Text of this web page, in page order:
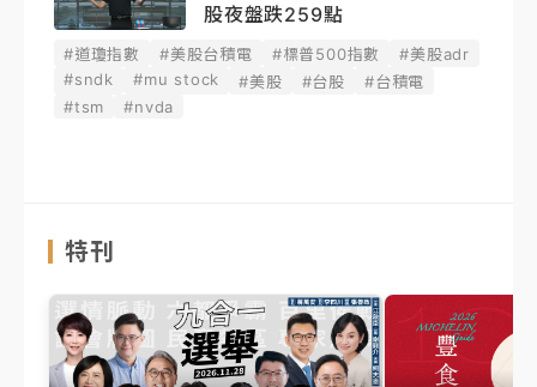
股夜盤跌259點
#道瓊指數 #美股台積電 #標普500指數
#美股adr
#sndk
#mu stock #美股 #台股
#台積電
#tsm
#nvda
特刊